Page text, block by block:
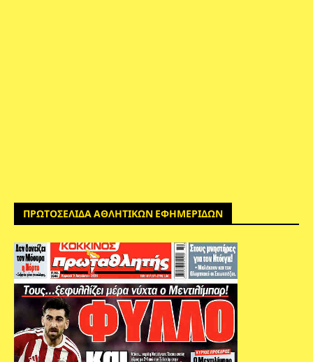
ΠΡΩΤΟΣΕΛΙΔΑ ΑΘΛΗΤΙΚΩΝ ΕΦΗΜΕΡΙΔΩΝ